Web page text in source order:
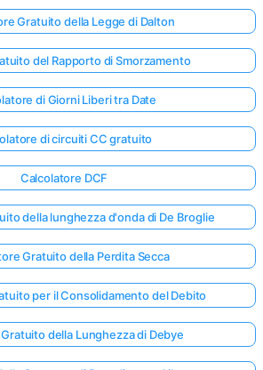
Gratuito della Legge di Dalton
del Rapporto di Smorzamento
di Giorni Liberi tra Date
di circuiti CC gratuito
Calcolatore DCF
della lunghezza d'onda di De Broglie
Gratuito della Perdita Secca
per il Consolidamento del Debito
della Lunghezza di Debye